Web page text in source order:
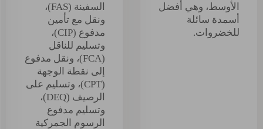
الأوسط، وهي أفضل
أسمدة سائلة
للخضروات.
السفينة (FAS)،
ونقل مع تأمين
مدفوع (CIP)،
وتسليم للناقل
(FCA)، ونقل مدفوع
إلى نقطة الوجهة
(CPT)، وتسليم على
الرصيف (DEQ)،
وتسليم مدفوع
الرسوم الجمركية